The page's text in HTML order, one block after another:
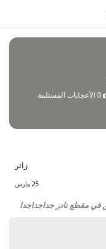
0الأعجابات المستلمة
زائر
25 مارس
في مقطع نادر جداجداجدا